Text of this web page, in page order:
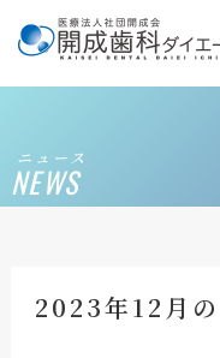
ニュース
NEWS
2023年12月